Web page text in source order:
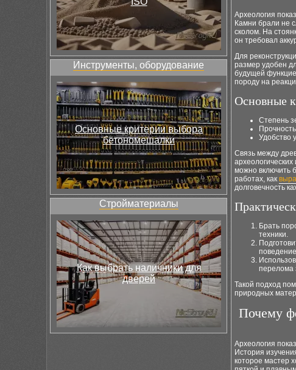
Инструменты, оборудование
Основные критерии выбора
бетономешалки
Стройматериалы
Как выбрать наличники для
дверей
Археология
Камни брали не
сколом. На
он требовал
Для
размер удобен
будущей
породу на
Основные
Степень
Удобство
Связь между
можно включить
работах, как
долговечность
Брать
техники.
перелома
Такой подход
природных
Почему
Археология
История
которое мастер